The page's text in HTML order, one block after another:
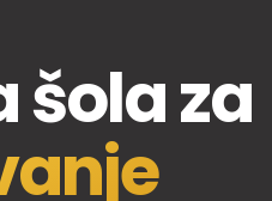
šola za